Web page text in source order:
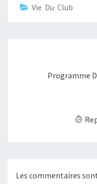
Vie Du Club
Programme
Les commentaires